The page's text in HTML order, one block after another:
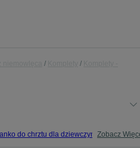
do chrztu dla dziewczynki,ubranko
Zobacz